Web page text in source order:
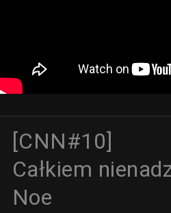
[CNN#10]
Całkiem
Noe